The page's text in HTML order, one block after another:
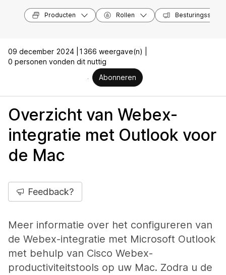
Producten Rollen
09 december 2024 |
1366 weergave(n) |
0 personen vonden dit nuttig
Abonneren
Overzicht van Webex-
integratie met Outlook voor
de Mac
Feedback?
Meer informatie over het configureren van
de Webex-integratie met Microsoft Outlook
met behulp van Cisco Webex-
productiviteitstools op uw Mac. Zodra u de